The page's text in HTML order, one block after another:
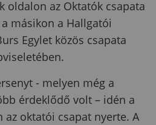
oldalon az Oktatók csapata
másikon a Hallgatói
Egylet közös csapata
- melyen még a
érdeklődő volt – idén a
az oktatói csapat nyerte. A